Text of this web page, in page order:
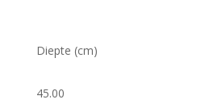
Diepte (cm)
45.00